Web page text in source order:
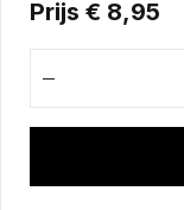
Prijs € 8,95